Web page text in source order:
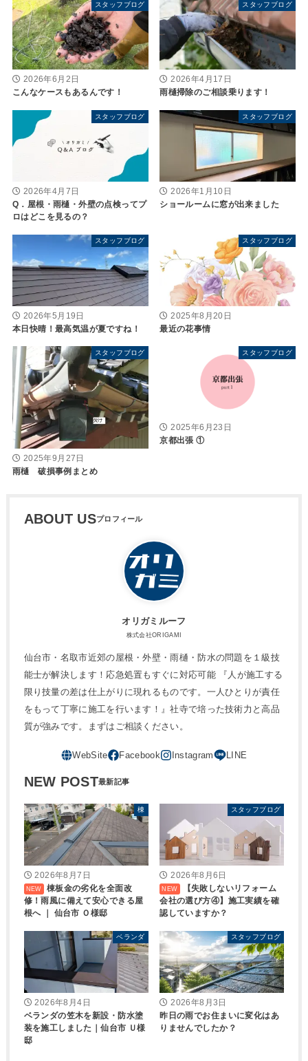
スタッフブログ
2026年6月2日
こんなケースもあるんです！
スタッフブログ
2026年4月17日
雨樋掃除のご相談乗ります！
スタッフブログ
2026年4月7日
Q．屋根・雨樋・外壁の点検ってプ
ロはどこを見るの？
スタッフブログ
2026年1月10日
ショールームに窓が出来ました
スタッフブログ
2026年5月19日
本日快晴！最高気温が夏ですね！
スタッフブログ
2025年8月20日
最近の花事情
スタッフブログ
2025年9月27日
雨樋 破損事例まとめ
スタッフブログ
2025年6月23日
京都出張 ①
ABOUT US
オリガミルーフ
株式会社ORIGAMI
仙台市・名取市近郊の屋根・外壁・雨樋・防水の問題を１級技
能士が解決します！応急処置もすぐに対応可能 『人が施工する
限り技量の差は仕上がりに現れるものです。一人ひとりが責任
をもって丁寧に施工を行います！』社寺で培った技術力と高品
質が強みです。まずはご相談ください。
NEW POST
棟
2026年8月7日
棟板金の劣化を全面改
修！雨風に備えて安心できる屋
根へ ｜ 仙台市 Ｏ様邸
スタッフブログ
2026年8月6日
【失敗しないリフォーム
会社の選び方④】施工実績を確
認していますか？
ベランダ
2026年8月4日
ベランダの笠木を新設・防水塗
装を施工しました｜仙台市 Ｕ様
邸
スタッフブログ
2026年8月3日
昨日の雨でお住まいに変化はあ
りませんでしたか？